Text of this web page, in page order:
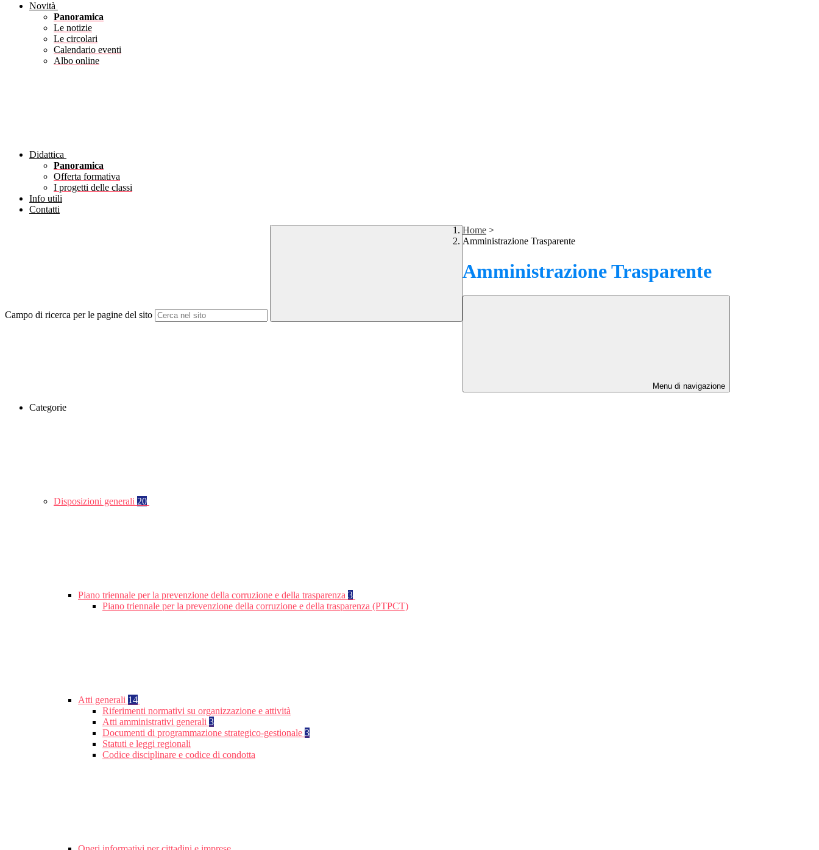
Novità
Panoramica
Le notizie
Le circolari
Calendario eventi
Albo online
Didattica
Panoramica
Offerta formativa
I progetti delle classi
Info utili
Contatti
Campo di ricerca per le pagine del sito
Home >
Amministrazione Trasparente
Amministrazione Trasparente
Menu di navigazione
Categorie
Disposizioni generali 20
Piano triennale per la prevenzione della corruzione e della trasparenza 3
Piano triennale per la prevenzione della corruzione e della trasparenza (PTPCT)
Atti generali 14
Riferimenti normativi su organizzazione e attività
Atti amministrativi generali 3
Documenti di programmazione strategico-gestionale 3
Statuti e leggi regionali
Codice disciplinare e codice di condotta